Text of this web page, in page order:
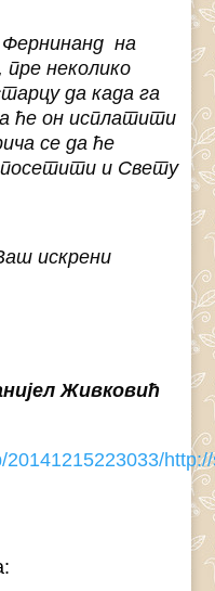
Фернинанд на
неколико
да када га
ће он исплатити
се да ће
и Свету
искрени
Живковић